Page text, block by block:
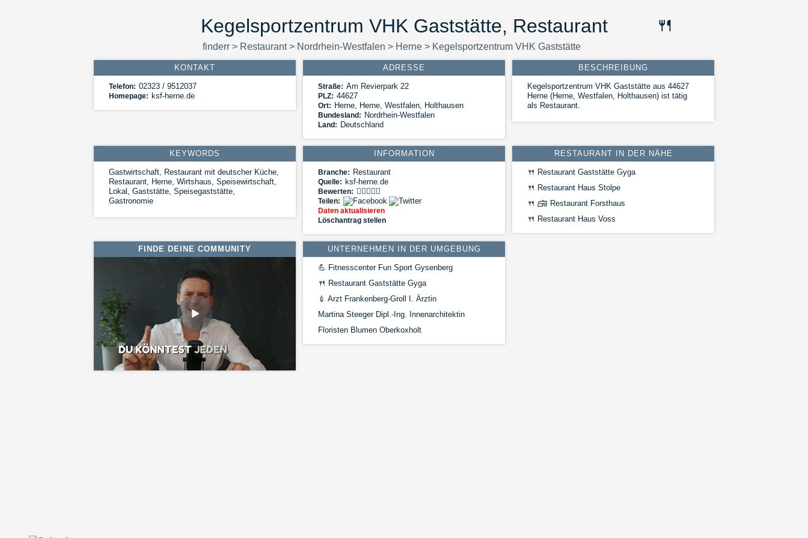
Kegelsportzentrum VHK Gaststätte, Restaurant 🍴
finderr> Restaurant> Nordrhein-Westfalen > Herne> Kegelsportzentrum VHK Gaststätte
KONTAKT
Telefon: 02323 / 9512037
Homepage: ksf-herne.de
ADRESSE
Straße: Am Revierpark 22
PLZ: 44627
Ort: Herne, Herne, Westfalen, Holthausen
Bundesland: Nordrhein-Westfalen
Land: Deutschland
BESCHREIBUNG
Kegelsportzentrum VHK Gaststätte aus 44627
Herne (Herne, Westfalen, Holthausen) ist tätig
als Restaurant.
KEYWORDS
Gastwirtschaft, Restaurant mit deutscher Küche,
Restaurant, Herne, Wirtshaus, Speisewirtschaft,
Lokal, Gaststätte, Speisegaststätte,
Gastronomie
INFORMATION
Branche: Restaurant
Quelle: ksf-herne.de
Bewerten:
Teilen:
Daten aktualisieren
Löschantrag stellen
RESTAURANT IN DER NÄHE
🍴 Restaurant Gaststätte Gyga
🍴 Restaurant Haus Stolpe
🍴
Restaurant Forsthaus
🍴 Restaurant Haus Voss
FINDE DEINE COMMUNITY UNTERNEHMEN IN DER UMGEBUNG
💪 Fitnesscenter Fun Sport Gysenberg
🍴 Restaurant Gaststätte Gyga
💉 Arzt Frankenberg-Groll I. Ärztin
Martina Steeger Dipl.-Ing. Innenarchitektin
Floristen Blumen Oberkoxholt